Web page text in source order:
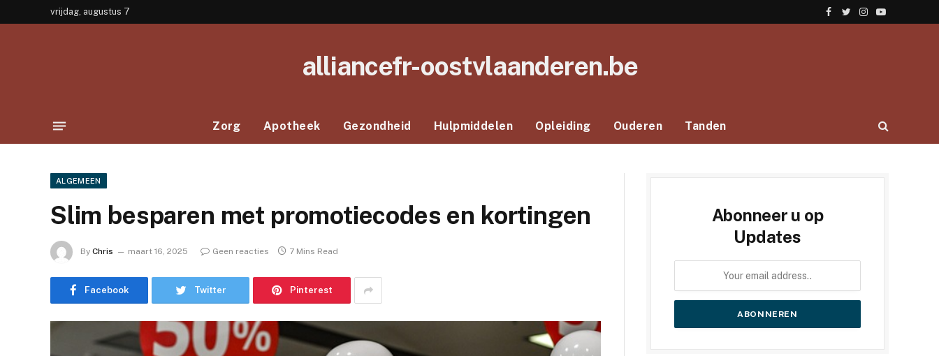
vrijdag, augustus 7
Facebook
TwitterInstagram
YouTube
alliancefr-oostvlaanderen.be
Zorg Apotheek Gezondheid Hulpmiddelen Opleiding Ouderen Tanden
ALGEMEEN
Slim besparen met promotiecodes en kortingen
By Chris maart 16, 2025 Geen reacties 7 Mins Read
Facebook Twitter Pinterest
Abonneer u op
Updates